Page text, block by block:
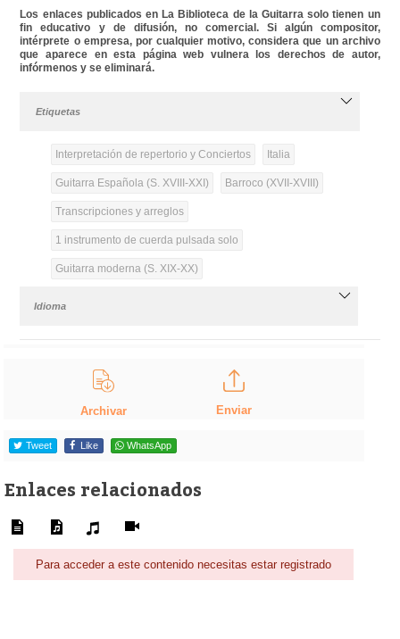
Los enlaces publicados en La Biblioteca de la Guitarra solo tienen un
fin educativo y de difusión, no comercial. Si algún compositor,
intérprete o empresa, por cualquier motivo, considera que un archivo
que aparece en esta página web vulnera los derechos de autor,
infórmenos y se eliminará.
Etiquetas
Interpretación de repertorio y Conciertos Italia
Guitarra Española (S. XVIII-XXI) Barroco (XVII-XVIII)
Transcripciones y arreglos
1 instrumento de cuerda pulsada solo
Guitarra moderna (S. XIX-XX)
Idioma
Archivar Enviar
Tweet Like WhatsApp
Enlaces relacionados
Para acceder a este contenido necesitas estar registrado